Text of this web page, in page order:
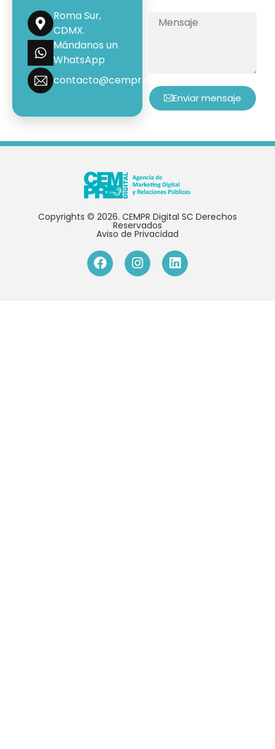
Roma Sur,
CDMX.
Mándanos un
WhatsApp
contacto@cempr.com.mx
Enviar mensaje
Copyrights © 2026. CEMPR Digital SC Derechos
Reservados
Aviso de Privacidad